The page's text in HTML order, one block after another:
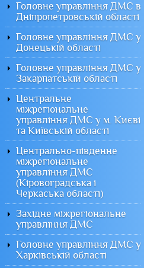
Головне управління ДМС в
Дніпропетровській області
Головне управління ДМС у
Донецькій області
Головне управління ДМС у
Закарпатській області
Центральне
міжрегіональне
управління ДМС у м. Києві
та Київській області
Центрально-південне
міжрегіональне
управління ДМС
(Кіровоградська і
Черкаська області)
Західне міжрегіональне
управління ДМС
Головне управління ДМС у
Харківській області